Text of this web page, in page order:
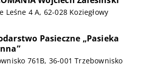
Leśne 4 A, 62-028 Koziegłowy
Pasieczne „Pasieka
761B, 36-001 Trzebownisko